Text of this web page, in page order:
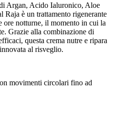
Argan, Acido Ialuronico, Aloe
è un trattamento rigenerante
ore notturne, il momento in cui la
Grazie alla combinazione di
questa crema nutre e ripara
al risveglio.
movimenti circolari fino ad